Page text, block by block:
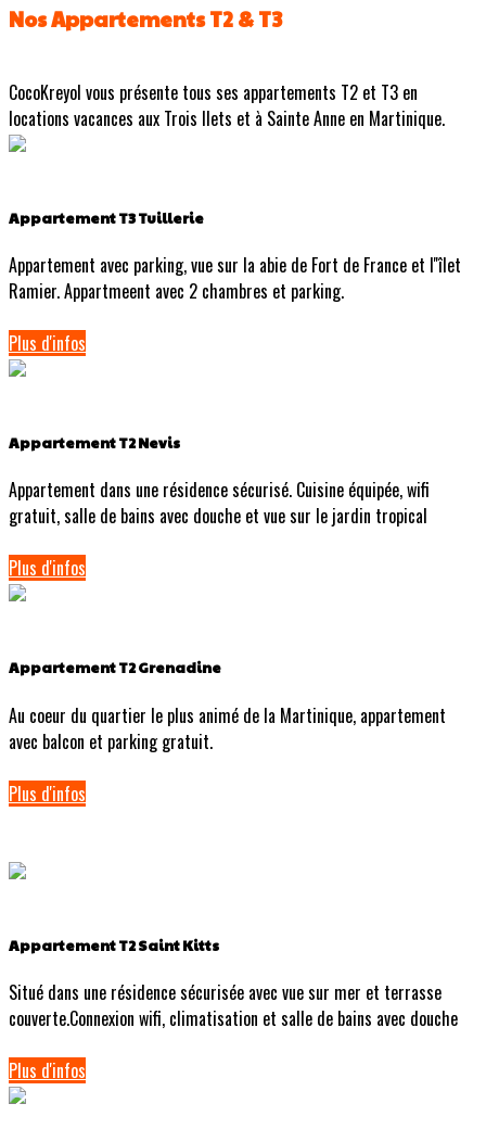
Nos Appartements T2 & T3
CocoKreyol vous présente tous ses appartements T2 et T3 en
locations vacances aux Trois Ilets et à Sainte Anne en Martinique.
Appartement T3 Tuillerie
Appartement avec parking, vue sur la abie de Fort de France et l''îlet
Ramier. Appartmeent avec 2 chambres et parking.
Plus d'infos
Appartement T2 Nevis
Appartement dans une résidence sécurisé. Cuisine équipée, wifi
gratuit, salle de bains avec douche et vue sur le jardin tropical
Plus d'infos
Appartement T2 Grenadine
Au coeur du quartier le plus animé de la Martinique, appartement
avec balcon et parking gratuit.
Plus d'infos
Appartement T2 Saint Kitts
Situé dans une résidence sécurisée avec vue sur mer et terrasse
couverte.Connexion wifi, climatisation et salle de bains avec douche
Plus d'infos